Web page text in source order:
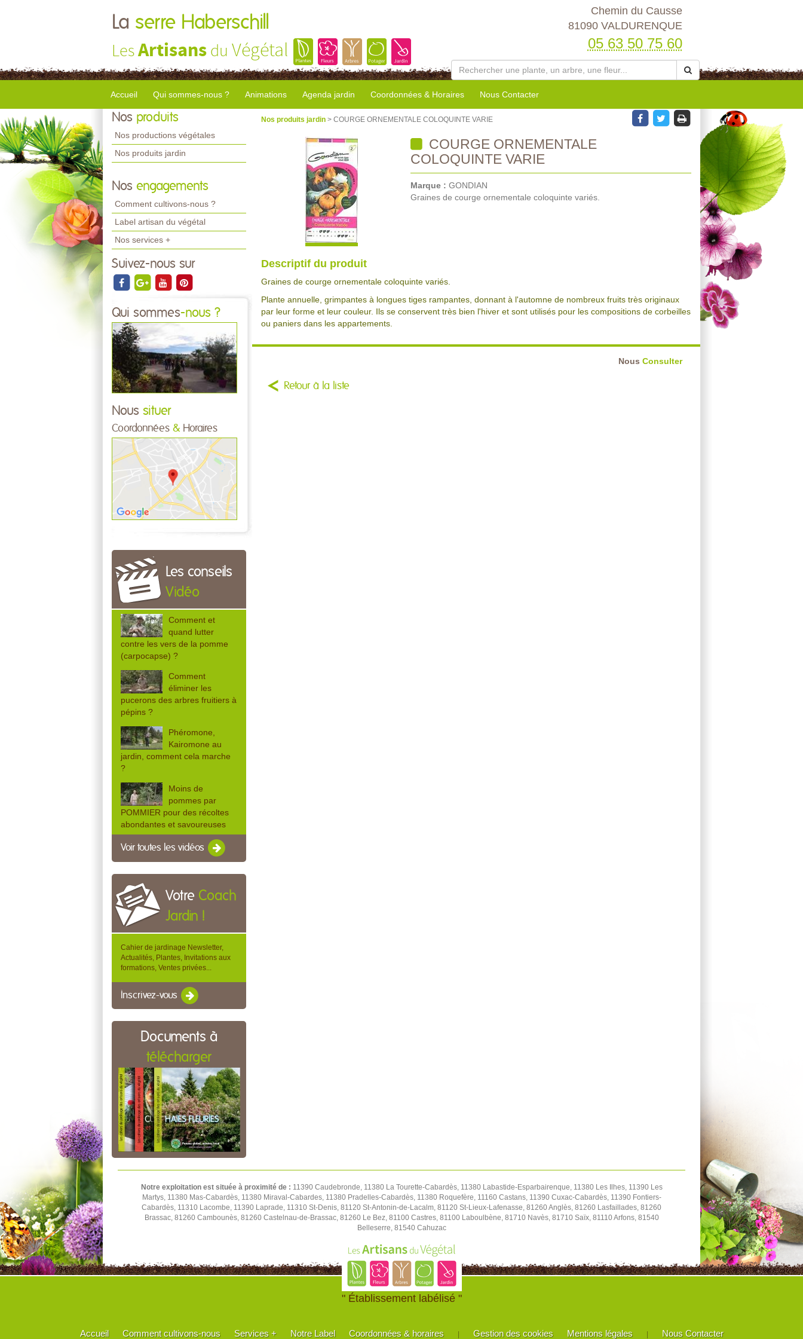
La serre Haberschill
LesArtisans du Végétal
Chemin du Causse
81090 VALDURENQUE
05 63 50 75 60
Accueil Qui sommes-nous ? Animations Agenda jardin Coordonnées & Horaires Nous Contacter
Nos produits
Nos productions végétales
Nos produits jardin
Nos engagements
Comment cultivons-nous ?
Label artisan du végétal
Nos services +
Suivez-nous sur
Qui sommes-nous ?
Nous situer
Coordonnées & Horaires
Les conseils
Vidéo
Comment et
quand lutter
contre les vers de la pomme
(carpocapse) ?
Comment
éliminer les
pucerons des arbres fruitiers à
pépins ?
Phéromone,
Kairomone au
jardin, comment cela marche
?
Moins de
pommes par
POMMIER pour des récoltes
abondantes et savoureuses
Voir toutes les vidéos
Votre Coach
Jardin !
Cahier de jardinage Newsletter,
Actualités, Plantes, Invitations aux
formations, Ventes privées...
Inscrivez-vous
Documents à
télécharger
Nos produits jardin > COURGE ORNEMENTALE COLOQUINTE VARIE
COURGE ORNEMENTALE
COLOQUINTE VARIE
Marque : GONDIAN
Graines de courge ornementale coloquinte variés.
Descriptif du produit
Graines de courge ornementale coloquinte variés.
Plante annuelle, grimpantes à longues tiges rampantes, donnant à l'automne de nombreux fruits très originaux
par leur forme et leur couleur. Ils se conservent très bien l'hiver et sont utilisés pour les compositions de corbeilles
ou paniers dans les appartements.
Nous Consulter
Retour à la liste
Notre exploitation est située à proximité de : 11390 Caudebronde, 11380 La Tourette-Cabardès, 11380 Labastide-Esparbairenque, 11380 Les Ilhes, 11390 Les
Martys, 11380 Mas-Cabardès, 11380 Miraval-Cabardes, 11380 Pradelles-Cabardès, 11380 Roquefère, 11160 Castans, 11390 Cuxac-Cabardès, 11390 Fontiers-
Cabardès, 11310 Lacombe, 11390 Laprade, 11310 St-Denis, 81120 St-Antonin-de-Lacalm, 81120 St-Lieux-Lafenasse, 81260 Anglès, 81260 Lasfaillades, 81260
Brassac, 81260 Cambounès, 81260 Castelnau-de-Brassac, 81260 Le Bez, 81100 Castres, 81100 Laboulbène, 81710 Navès, 81710 Saïx, 81110 Arfons, 81540
Belleserre, 81540 Cahuzac
" Établissement labélisé "
Accueil Comment cultivons-nous Services + Notre Label Coordonnées & horaires Gestion des cookies Mentions légales Nous Contacter